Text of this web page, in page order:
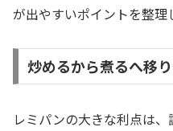
が出やすいポイントを整理
炒めるから煮るへ移
レミパンの大きな利点は